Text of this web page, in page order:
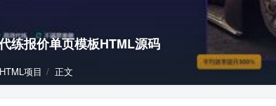
练报价单页模板HTML源码
HTML项目 正文